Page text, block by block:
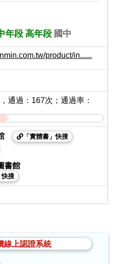
年段 高年段 國中
product/in......
通過：167次；通過率：
「實體書」快搜
書館
快搜
線上認證系統